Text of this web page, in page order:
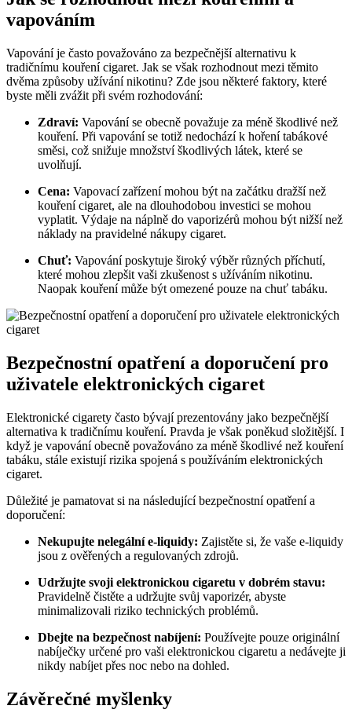
vapováním
Vapování je často považováno za bezpečnější alternativu k
tradičnímu kouření cigaret. Jak se však rozhodnout mezi těmito
dvěma způsoby užívání nikotinu? Zde jsou některé faktory, které
byste měli zvážit při svém rozhodování:
Zdraví: Vapování se obecně považuje za méně škodlivé než
kouření. Při vapování se totiž nedochází k hoření tabákové
směsi, což snižuje množství škodlivých látek, které se
uvolňují.
Cena: Vapovací zařízení mohou být na začátku dražší než
kouření cigaret, ale na dlouhodobou investici se mohou
vyplatit. Výdaje na náplně do vaporizérů mohou být nižší než
náklady na pravidelné nákupy cigaret.
Chuť: Vapování poskytuje široký výběr různých příchutí,
které mohou zlepšit vaši zkušenost s užíváním nikotinu.
Naopak kouření může být omezené pouze na chuť tabáku.
Bezpečnostní opatření a doporučení pro
uživatele elektronických cigaret
Elektronické cigarety často bývají prezentovány jako bezpečnější
alternativa k tradičnímu kouření. Pravda je však poněkud složitější. I
když je vapování obecně považováno za méně škodlivé než kouření
tabáku, stále existují rizika spojená s používáním elektronických
cigaret.
Důležité je pamatovat si na následující bezpečnostní opatření a
doporučení:
Nekupujte nelegální e-liquidy: Zajistěte si, že vaše e-liquidy
jsou z ověřených a regulovaných zdrojů.
Udržujte svoji elektronickou cigaretu v dobrém stavu:
Pravidelně čistěte a udržujte svůj vaporizér, abyste
minimalizovali riziko technických problémů.
Dbejte na bezpečnost nabíjení: Používejte pouze originální
nabíječky určené pro vaši elektronickou cigaretu a nedávejte ji
nikdy nabíjet přes noc nebo na dohled.
Závěrečné myšlenky